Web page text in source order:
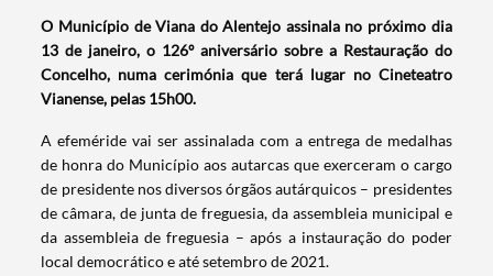
O Município de Viana do Alentejo assinala no próximo dia
13 de janeiro, o 126º aniversário sobre a Restauração do
Concelho, numa cerimónia que terá lugar no Cineteatro
Vianense, pelas 15h00.
A efeméride vai ser assinalada com a entrega de medalhas
de honra do Município aos autarcas que exerceram o cargo
de presidente nos diversos órgãos autárquicos – presidentes
de câmara, de junta de freguesia, da assembleia municipal e
da assembleia de freguesia – após a instauração do poder
local democrático e até setembro de 2021.